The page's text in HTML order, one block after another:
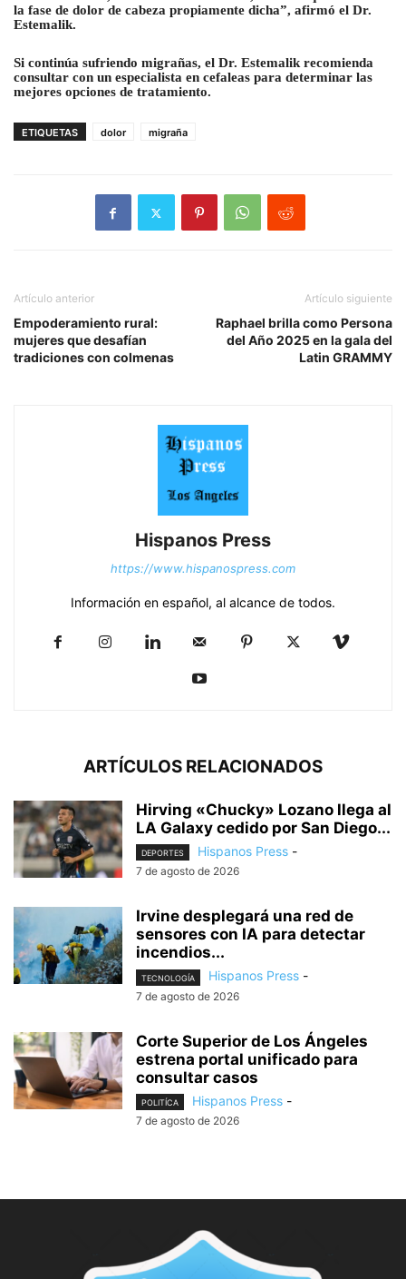
la fase de dolor de cabeza propiamente dicha”, afirmó el Dr.
Estemalik.
Si continúa sufriendo migrañas, el Dr. Estemalik recomienda
consultar con un especialista en cefaleas para determinar las
mejores opciones de tratamiento.
ETIQUETAS dolor migraña
Artículo anterior
Empoderamiento rural:
mujeres que desafían
tradiciones con colmenas
Artículo siguiente
Raphael brilla como Persona
del Año 2025 en la gala del
Latin GRAMMY
Hispanos Press
https://www.hispanospress.com
Información en español, al alcance de todos.
ARTÍCULOS RELACIONADOS
Hirving «Chucky» Lozano llega al
LA Galaxy cedido por San Diego...
DEPORTES Hispanos Press -
7 de agosto de 2026
Irvine desplegará una red de
sensores con IA para detectar
incendios...
TECNOLOGÍA Hispanos Press -
7 de agosto de 2026
Corte Superior de Los Ángeles
estrena portal unificado para
consultar casos
POLITÍCA Hispanos Press -
7 de agosto de 2026